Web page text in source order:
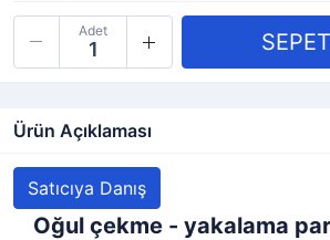
Adet
Ürün Açıklaması
Satıcıya Danış
Oğul çekme - yakalama